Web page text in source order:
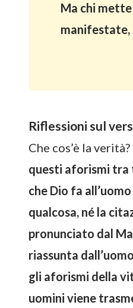
Ma chi
manifestate,
Riflessioni sul
Che cos’è la
questi aforismi tra
che Dio fa
qualcosa, né la
pronunciato dal
riassunta
gli aforismi della
uomini viene